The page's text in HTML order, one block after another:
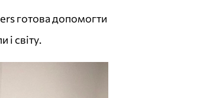
готова допомогти
і світу.